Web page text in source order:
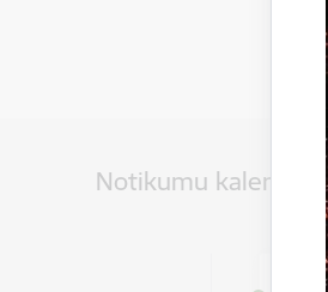
Notikumu kalendārs